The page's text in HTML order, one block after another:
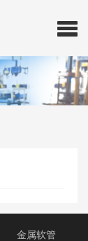
金属软管